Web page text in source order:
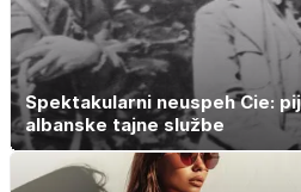
Spektakularni neuspeh Cie:
albanske tajne službe